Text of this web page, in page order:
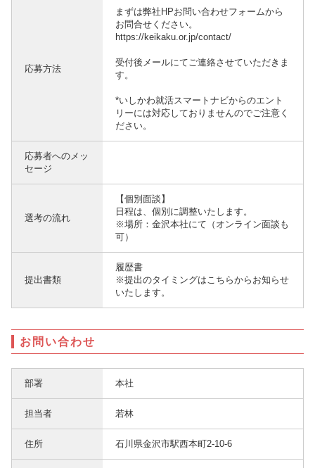
応募方法
まずは弊社HPお問い合わせフォームから
お問合せください。
https://keikaku.or.jp/contact/
受付後メールにてご連絡させていただきま
す。
*いしかわ就活スマートナビからのエント
リーには対応しておりませんのでご注意く
ださい。
応募者へのメッ
セージ
選考の流れ
【個別面談】
日程は、個別に調整いたします。
※場所：金沢本社にて（オンライン面談も
可）
提出書類
履歴書
※提出のタイミングはこちらからお知らせ
いたします。
お問い合わせ
部署 本社
担当者 若林
住所 石川県金沢市駅西本町2-10-6